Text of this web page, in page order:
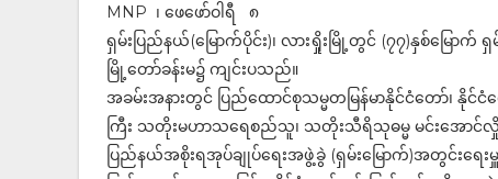
MNP ၊ ဖေဖော်ဝါရီ ၈
ရှမ်းပြည်နယ်(မြောက်ပိုင်း)၊ လားရှိုးမြို့တွင် (၇၇)နှစ်မြော
မြို့တော်ခန်းမ၌ ကျင်းပသည်။
အခမ်းအနားတွင် ပြည်ထောင်စုသမ္မတမြန်မာနိုင်ငံတော်၊ နိုင်ငံ
ကြီး သတိုးမဟာသရေစည်သူ၊ သတိုးသီရိသုဓမ္မ မင်းအောင်
ပြည်နယ်အစိုးရအုပ်ချုပ်ရေးအဖွဲ့ခွဲ (ရှမ်းမြောက်)အတွင်းရေ